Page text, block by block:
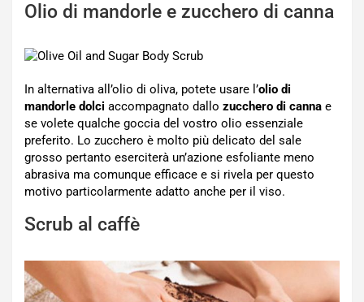
Olio di mandorle e zucchero di canna
In alternativa all’olio di oliva, potete usare l’olio di
mandorle dolci accompagnato dallo zucchero di canna e
se volete qualche goccia del vostro olio essenziale
preferito. Lo zucchero è molto più delicato del sale
grosso pertanto eserciterà un’azione esfoliante meno
abrasiva ma comunque efficace e si rivela per questo
motivo particolarmente adatto anche per il viso.
Scrub al caffè